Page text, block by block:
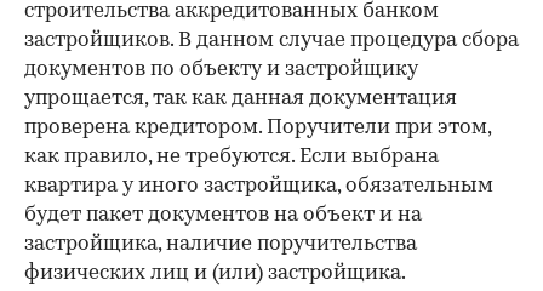
строительства аккредитованных банком
застройщиков. В данном случае процедура сбора
документов по объекту и застройщику
упрощается, так как данная документация
проверена кредитором. Поручители при этом,
как правило, не требуются. Если выбрана
квартира у иного застройщика, обязательным
будет пакет документов на объект и на
застройщика, наличие поручительства
физических лиц и (или) застройщика.